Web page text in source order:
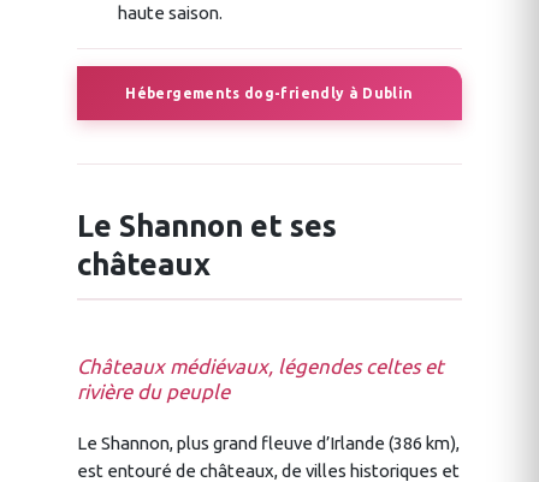
haute saison.
Hébergements dog-friendly à Dublin
Le Shannon et ses
châteaux
Châteaux médiévaux, légendes celtes et
rivière du peuple
Le Shannon, plus grand fleuve d’Irlande (386 km),
est entouré de châteaux, de villes historiques et